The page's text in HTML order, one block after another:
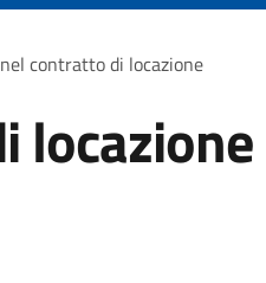
contratto di locazione
locazione